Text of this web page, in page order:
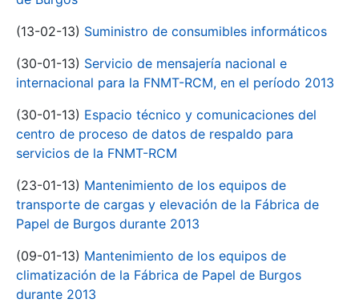
(13-02-13) Suministro de consumibles informáticos
(30-01-13) Servicio de mensajería nacional e
internacional para la FNMT-RCM, en el período 2013
(30-01-13) Espacio técnico y comunicaciones del
centro de proceso de datos de respaldo para
servicios de la FNMT-RCM
(23-01-13) Mantenimiento de los equipos de
transporte de cargas y elevación de la Fábrica de
Papel de Burgos durante 2013
(09-01-13) Mantenimiento de los equipos de
climatización de la Fábrica de Papel de Burgos
durante 2013